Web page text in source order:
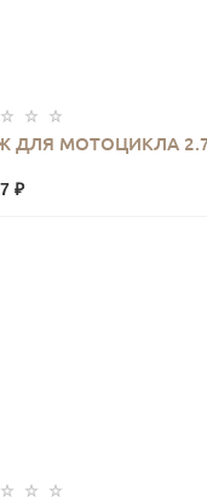
ДЛЯ МОТОЦИКЛА
₽
КУПИТЬ